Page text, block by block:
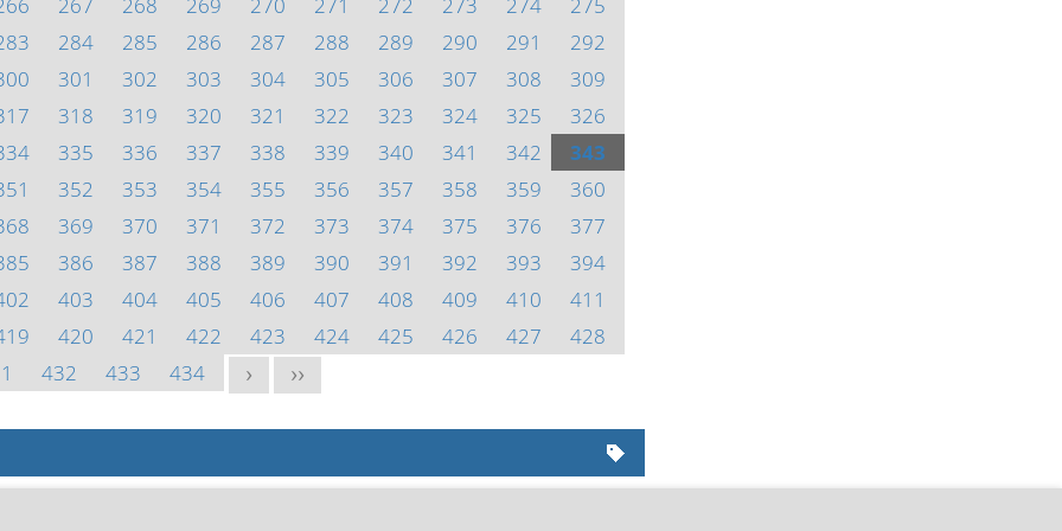
284 285 286 287 288 289 290 291
292
301 302 303 304 305 306 307 308
309
318 319 320 321 322 323 324 325
326
335 336 337 338 339 340 341 342
343
352 353 354 355 356 357 358 359
360
369 370 371 372 373 374 375 376
377
386 387 388 389 390 391 392 393
394
403 404 405 406 407 408 409 410
411
420 421 422 423 424 425 426 427
428
432 433 434 > >>